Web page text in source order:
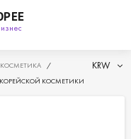
КОСМЕТИКА
/
КОРЕЙСКОЙ КОСМЕТИКИ
KRW